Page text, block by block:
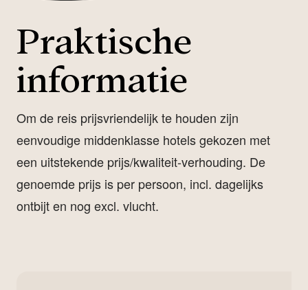
Praktische
informatie
Om de reis prijsvriendelijk te houden zijn
eenvoudige middenklasse hotels gekozen met
een uitstekende prijs/kwaliteit-verhouding. De
genoemde prijs is per persoon, incl. dagelijks
ontbijt en nog excl. vlucht.